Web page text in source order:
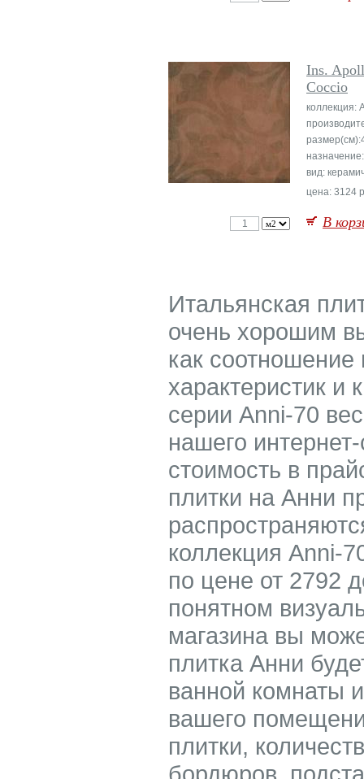
Ins.
Coccio
коллекция:
вид:
цена: 3124
В
Итальянская
очень хорошим
как
характеристик и
серии Anni-70
нашего
стоимость в
плитки на Анни
коллекция Anni-
по цене от 2792
понятном
магазина вы
плитка Анни
ванной комнаты
вашего
плитки,